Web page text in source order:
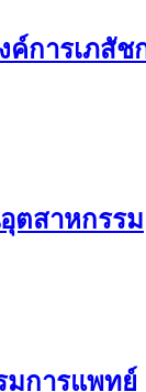
ค์การเภสัช
ตสาหกรรม
มการแพทย์